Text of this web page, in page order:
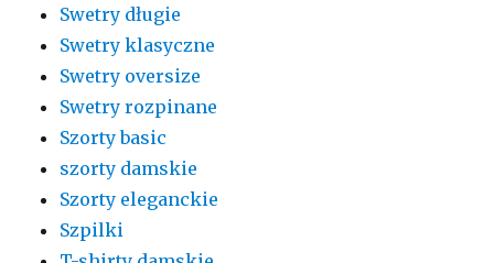
Swetry długie
Swetry klasyczne
Swetry oversize
Swetry rozpinane
Szorty basic
szorty damskie
Szorty eleganckie
Szpilki